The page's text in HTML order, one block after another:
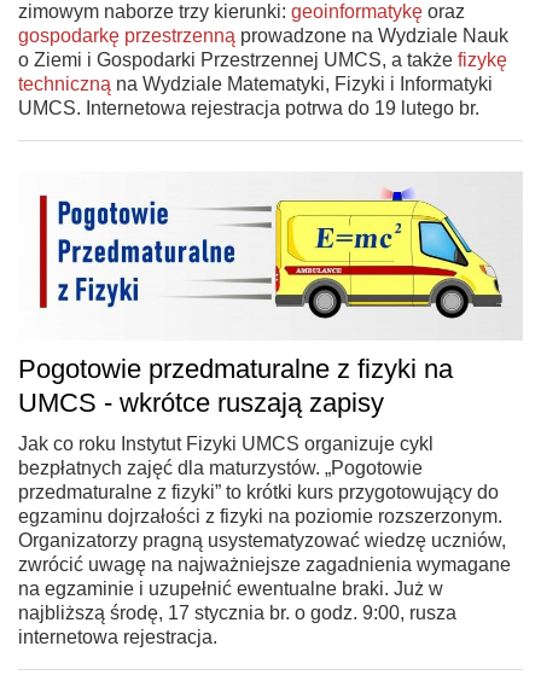
zimowym naborze trzy kierunki: geoinformatykę oraz
gospodarkę przestrzenną prowadzone na Wydziale Nauk
o Ziemi i Gospodarki Przestrzennej UMCS, a także fizykę
techniczną na Wydziale Matematyki, Fizyki i Informatyki
UMCS. Internetowa rejestracja potrwa do 19 lutego br.
Pogotowie przedmaturalne z fizyki na
UMCS - wkrótce ruszają zapisy
Jak co roku Instytut Fizyki UMCS organizuje cykl
bezpłatnych zajęć dla maturzystów. „Pogotowie
przedmaturalne z fizyki” to krótki kurs przygotowujący do
egzaminu dojrzałości z fizyki na poziomie rozszerzonym.
Organizatorzy pragną usystematyzować wiedzę uczniów,
zwrócić uwagę na najważniejsze zagadnienia wymagane
na egzaminie i uzupełnić ewentualne braki. Już w
najbliższą środę, 17 stycznia br. o godz. 9:00, rusza
internetowa rejestracja.